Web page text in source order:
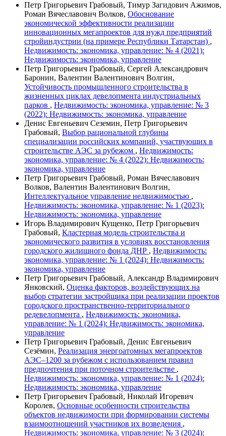
Петр Григорьевич Грабовый, Тимур Загидович Ажимов,
Роман Вячеславович Волков, Обоснование
экономической эффективности реализации
инновационных мегапроектов для нужд предприятий
стройиндустрии (на примере Республики Татарстан) ,
Недвижимость: экономика, управление: № 4 (2021):
Недвижимость: экономика, управление
Петр Григорьевич Грабовый, Сергей Александрович
Баронин, Валентин Валентинович Волгин,
Устойчивость промышленного строительства в
жизненных циклах девелопмента индустриальных
парков , Недвижимость: экономика, управление: № 3
(2022): Недвижимость: экономика, управление
Денис Евгеньевич Сеземин, Петр Григорьевич
Грабовый, Выбор рациональной глубины
специализации российских компаний, участвующих в
строительстве АЭС за рубежом , Недвижимость:
экономика, управление: № 4 (2022): Недвижимость:
экономика, управление
Петр Григорьевич Грабовый, Роман Вячеславович
Волков, Валентин Валентинович Волгин,
Интеллектуальное управление недвижимостью ,
Недвижимость: экономика, управление: № 1 (2023):
Недвижимость: экономика, управление
Игорь Владимирович Кущенко, Петр Григорьевич
Грабовый, Кластерная модель строительства и
экономического развития в условиях восстановления
городского жилищного фонда ДНР , Недвижимость:
экономика, управление: № 1 (2024): Недвижимость:
экономика, управление
Петр Григорьевич Грабовый, Александр Владимирович
Янковский, Оценка факторов, воздействующих на
выбор стратегии застройщика при реализации проектов
городского пространственно-территориального
редевелопмента , Недвижимость: экономика,
управление: № 1 (2024): Недвижимость: экономика,
управление
Петр Григорьевич Грабовый, Денис Евгеньевич
Сезёмин, Реализация энергоатомных мегапроектов
АЭС–1200 за рубежом с использованием правил
предпочтения при поточном строительстве ,
Недвижимость: экономика, управление: № 1 (2024):
Недвижимость: экономика, управление
Петр Григорьевич Грабовый, Николай Игоревич
Королев, Основные особенности строительства
объектов недвижимости при формировании системы
взаимоотношений участников их возведения ,
Недвижимость: экономика, управление: № 3 (2024):